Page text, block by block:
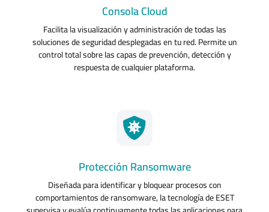
Consola Cloud
Facilita la visualización y administración de todas las
soluciones de seguridad desplegadas en tu red. Permite un
control total sobre las capas de prevención, detección y
respuesta de cualquier plataforma.
Protección Ransomware
Diseñada para identificar y bloquear procesos con
comportamientos de ransomware, la tecnología de ESET